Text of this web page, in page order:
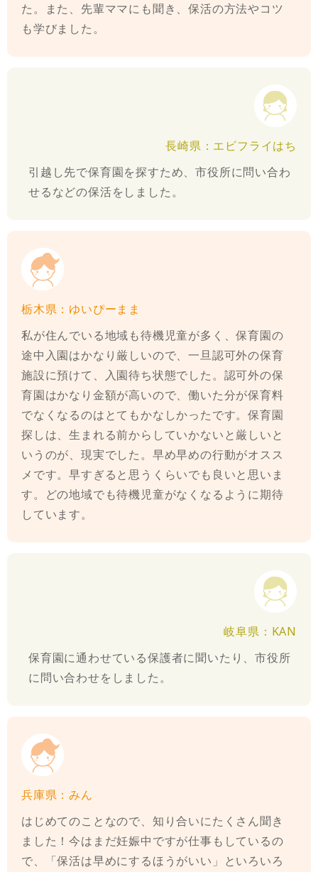
た。また、先輩ママにも聞き、保活の方法やコツ
も学びました。
長崎県：エビフライはち
引越し先で保育園を探すため、市役所に問い合わ
せるなどの保活をしました。
栃木県：ゆいぴーまま
私が住んでいる地域も待機児童が多く、保育園の
途中入園はかなり厳しいので、一旦認可外の保育
施設に預けて、入園待ち状態でした。認可外の保
育園はかなり金額が高いので、働いた分が保育料
でなくなるのはとてもかなしかったです。保育園
探しは、生まれる前からしていかないと厳しいと
いうのが、現実でした。早め早めの行動がオスス
メです。早すぎると思うくらいでも良いと思いま
す。どの地域でも待機児童がなくなるように期待
しています。
岐阜県：KAN
保育園に通わせている保護者に聞いたり、市役所
に問い合わせをしました。
兵庫県：みん
はじめてのことなので、知り合いにたくさん聞き
ました！今はまだ妊娠中ですが仕事もしているの
で、「保活は早めにするほうがいい」といろいろ